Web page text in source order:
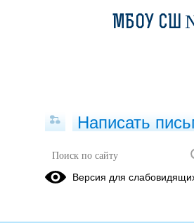
МБОУ СШ
Написать
Версия для